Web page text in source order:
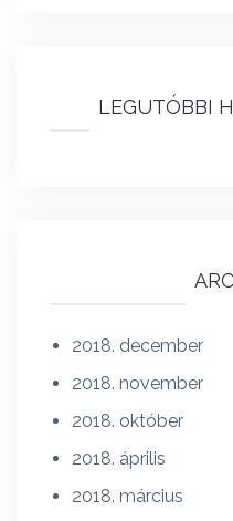
LEGUTÓBBI
2018. december
2018. november
2018. október
2018. április
2018. március